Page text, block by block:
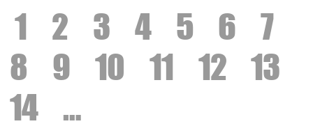
1 2 3 4 5 6 7
8 9 10 11 12 13
14 …